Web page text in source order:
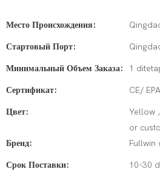
Место Происхождения:
Стартовый Порт:
Минимальный Объем Заказа: 1
Сертификат: CE/
Цвет:
Yellow
or
Бренд:
Fullwin
Срок Поставки:
10-30